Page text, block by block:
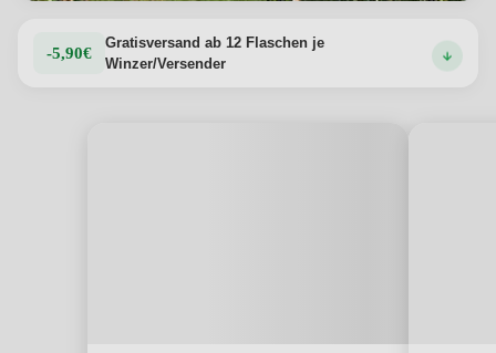
-5,90€
Gratisversand ab 12 Flaschen je
Winzer/Versender